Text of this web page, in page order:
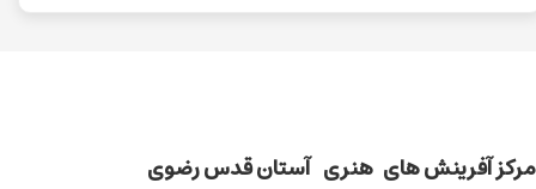
مركز آفرينش های هنری آستان قدس رضوی​​​​​​​​​​​​​​